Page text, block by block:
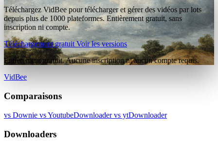
Téléchargez VidBee pour télécharger et gérer des vidéos par lots
depuis plus de 1000 plateformes. Entièrement gratuit, sans
inscription ni compte.
Téléchargement gratuitVoir les versions
Entièrement gratuit. Aucune inscription ni aucun compte requis.
VidBee
Comparaisons
vs Downie vs YoutubeDownloadervs ytDownloader
Downloaders